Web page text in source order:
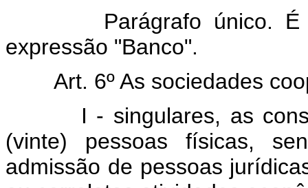
Parágrafo único.
expressão "Banco".
Art. 6º As sociedades
I - singulares, as
(vinte) pessoas físicas,
admissão de pessoas